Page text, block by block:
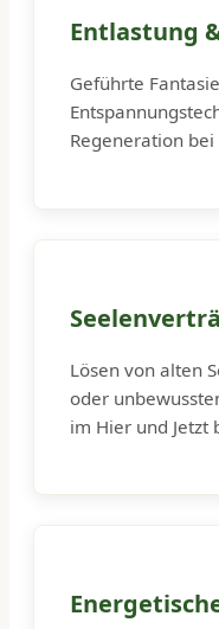
Entlastung
Geführte
Regeneration
Lösen von alten
oder
im Hier und Jetzt